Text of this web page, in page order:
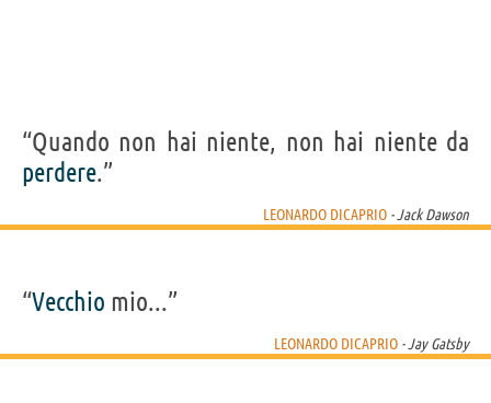
“Quando non hai niente, non hai niente da
perdere.”
LEONARDO DICAPRIO - Jack Dawson
“Vecchio mio...”
LEONARDO DICAPRIO - Jay Gatsby